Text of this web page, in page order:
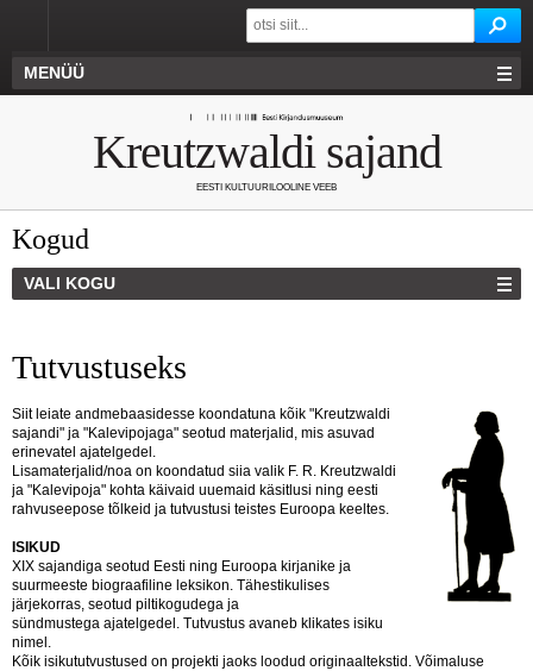
MENÜÜ
Kreutzwaldi sajand
EESTI KULTUURILOOLINE VEEB
Kogud
VALI KOGU
Tutvustuseks
Siit leiate andmebaasidesse koondatuna kõik "Kreutzwaldi
sajandi" ja "Kalevipojaga" seotud materjalid, mis asuvad
erinevatel ajatelgedel.
Lisamaterjalid/noa on koondatud siia valik F. R. Kreutzwaldi
ja "Kalevipoja" kohta käivaid uuemaid käsitlusi ning eesti
rahvuseepose tõlkeid ja tutvustusi teistes Euroopa keeltes.
ISIKUD
XIX sajandiga seotud Eesti ning Euroopa kirjanike ja
suurmeeste biograafiline leksikon. Tähestikulises
järjekorras, seotud piltikogudega ja
sündmustega ajatelgedel. Tutvustus avaneb klikates isiku
nimel.
Kõik isikututvustused on projekti jaoks loodud originaaltekstid. Võimaluse